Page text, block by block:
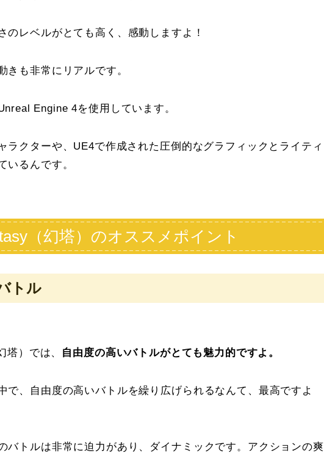
のレベルがとても高く、感動しますよ！
きも非常にリアルです。
Engine 4を使用しています。
ラクターや、UE4で作成された圧倒的なグラフィックとライティ
いるんです。
（幻塔） のオススメポイント
トル
）では、 自由度の高いバトルがとても魅力的ですよ。
で、自由度の高いバトルを繰り広げられるなんて、最高ですよ
バトルは非常に迫力があり、ダイナミックです。アクションの爽